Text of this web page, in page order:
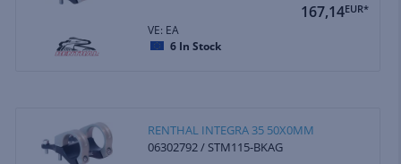
167,14EUR*
VE: EA
6 In Stock
RENTHAL INTEGRA 35 50X0MM
06302792 / STM115-BKAG